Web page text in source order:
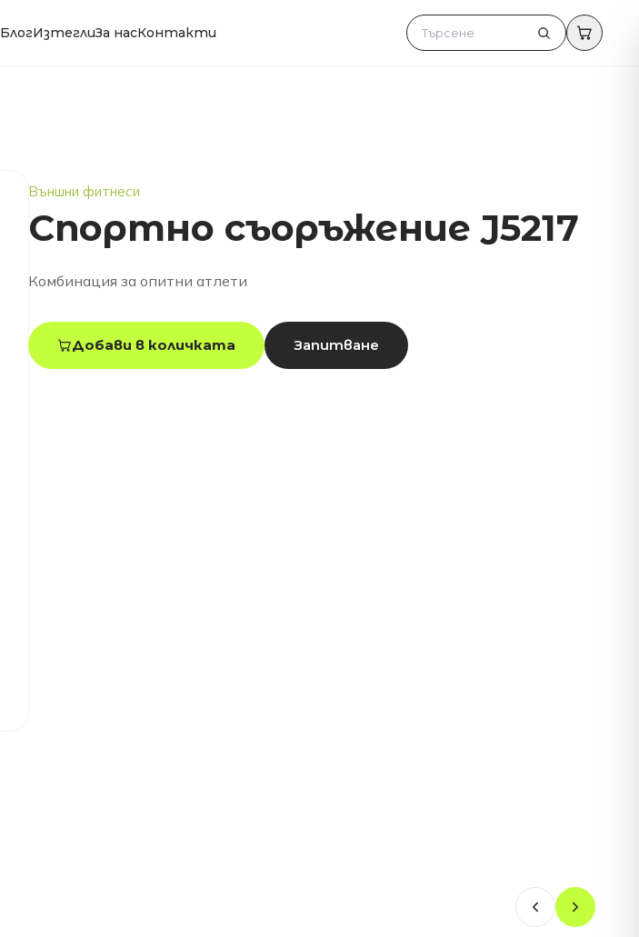
БлогИзтеглиЗа насКонтакти
Външни фитнеси
Спортно съоръжение J5217
Комбинация за опитни атлети
Добави в количката Запитване